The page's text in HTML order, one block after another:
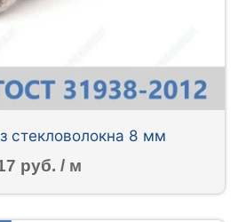
стекловолокна 8 мм
руб. / м